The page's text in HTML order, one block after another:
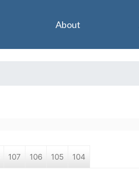
107 106 105 104
About